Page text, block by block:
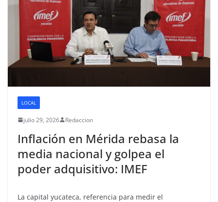
LOCAL
julio 29, 2026 Redaccion
Inflación en Mérida rebasa la
media nacional y golpea el
poder adquisitivo: IMEF
La capital yucateca, referencia para medir el